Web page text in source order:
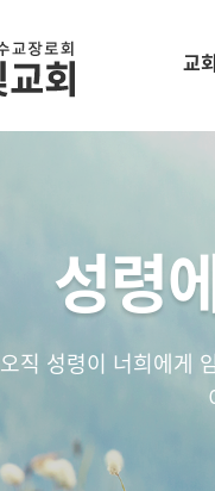
교
성령
오직 성령이 너희에게